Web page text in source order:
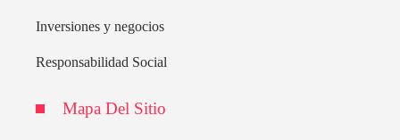
Inversiones y negocios
Responsabilidad Social
Mapa Del Sitio